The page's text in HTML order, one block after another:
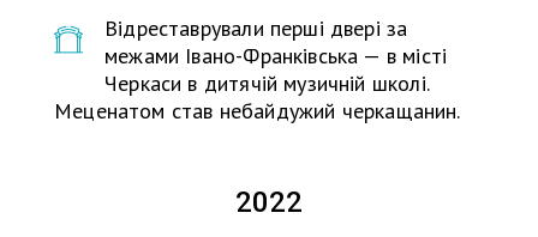
Відреставрували перші двері за
межами Івано-Франківська — в місті
Черкаси в дитячій музичній школі.
Меценатом став небайдужий черкащанин.
2022